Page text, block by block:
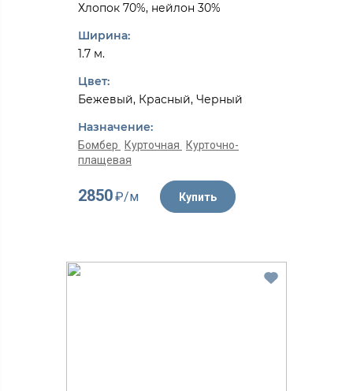
Хлопок 70%, нейлон 30%
Ширина:
1.7 м.
Цвет:
Бежевый, Красный, Черный
Назначение:
Бомбер Курточная
Курточно-
плащевая
2850₽/м Купить